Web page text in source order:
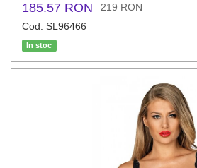
185.57 RON
219 RON
Cod: SL96466
In stoc